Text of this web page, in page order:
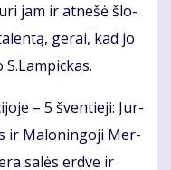
jam ir at­ne­šė šlo­
ge­rai, kad jo
– 5 šven­tie­ji: Jur­
ir Ma­lo­nin­go­ji Mer­
sa­lės erd­ve ir